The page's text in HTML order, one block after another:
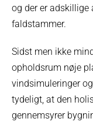
og der er
faldstammer.
Sidst men ikke
opholdsrum nøje
vindsimuleringer
tydeligt, at den
gennemsyrer